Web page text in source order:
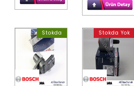
Stokda Stokda Yok